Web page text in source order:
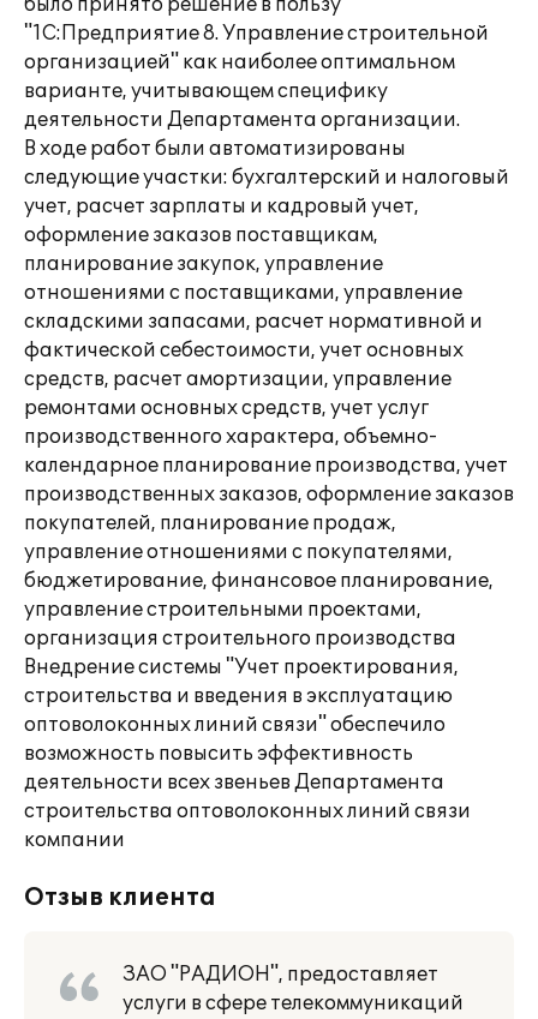
было принято решение в пользу
"1С:Предприятие 8. Управление строительной
организацией" как наиболее оптимальном
варианте, учитывающем специфику
деятельности Департамента организации.
В ходе работ были автоматизированы
следующие участки: бухгалтерский и налоговый
учет, расчет зарплаты и кадровый учет,
оформление заказов поставщикам,
планирование закупок, управление
отношениями с поставщиками, управление
складскими запасами, расчет нормативной и
фактической себестоимости, учет основных
средств, расчет амортизации, управление
ремонтами основных средств, учет услуг
производственного характера, объемно-
календарное планирование производства, учет
производственных заказов, оформление заказов
покупателей, планирование продаж,
управление отношениями с покупателями,
бюджетирование, финансовое планирование,
управление строительными проектами,
организация строительного производства
Внедрение системы "Учет проектирования,
строительства и введения в эксплуатацию
оптоволоконных линий связи" обеспечило
возможность повысить эффективность
деятельности всех звеньев Департамента
строительства оптоволоконных линий связи
компании
Отзыв клиента
ЗАО "РАДИОН", предоставляет
услуги в сфере телекоммуникаций